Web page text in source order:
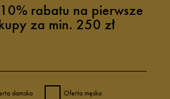
rabatu na pierwsze
za min. 250 zł
damska Oferta męska